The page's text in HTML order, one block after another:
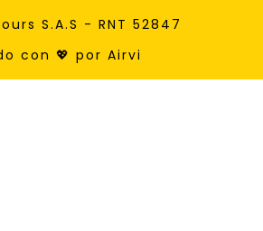
S.A.S - RNT 52847
con 💖 por Airvi